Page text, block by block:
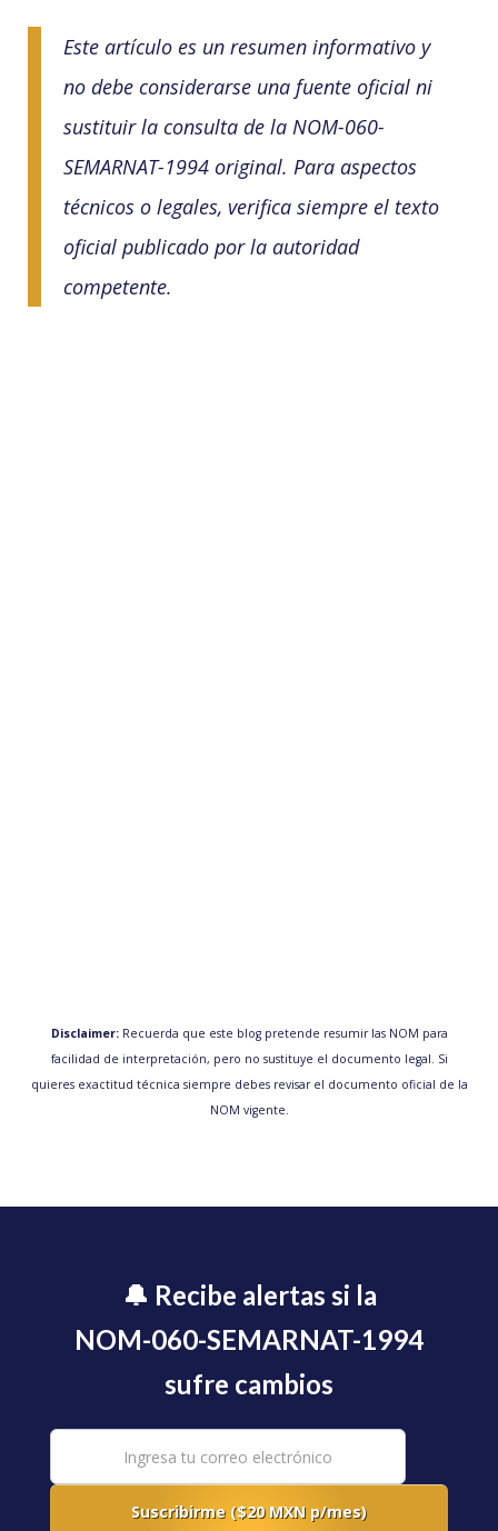
Este artículo es un resumen informativo y
no debe considerarse una fuente oficial ni
sustituir la consulta de la NOM-060-
SEMARNAT-1994 original. Para aspectos
técnicos o legales, verifica siempre el texto
oficial publicado por la autoridad
competente.
Disclaimer: Recuerda que este blog pretende resumir las NOM para
facilidad de interpretación, pero no sustituye el documento legal. Si
quieres exactitud técnica siempre debes revisar el documento oficial de la
NOM vigente.
🔔 Recibe alertas si la
NOM-060-SEMARNAT-1994
sufre cambios